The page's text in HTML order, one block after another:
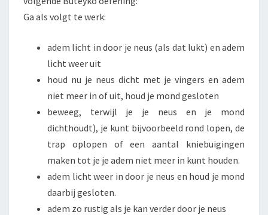
Ga als volgt te werk:
adem licht in door je neus (als dat lukt) en adem
licht weer uit
houd nu je neus dicht met je vingers en adem
niet meer in of uit, houd je mond gesloten
beweeg, terwijl je je neus en je mond
dichthoudt), je kunt bijvoorbeeld rond lopen, de
trap oplopen of een aantal kniebuigingen
maken tot je je adem niet meer in kunt houden.
adem licht weer in door je neus en houd je mond
daarbij gesloten.
adem zo rustig als je kan verder door je neus